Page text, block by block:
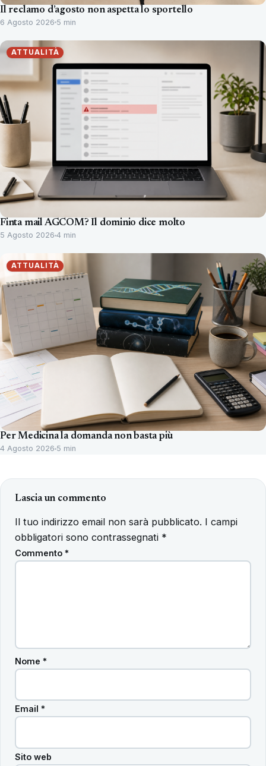
Il reclamo d’agosto non aspetta lo sportello
6 Agosto 2026 5 min
ATTUALITÀ
Finta mail AGCOM? Il dominio dice molto
5 Agosto 2026 4 min
ATTUALITÀ
Per Medicina la domanda non basta più
4 Agosto 2026 5 min
Lascia un commento
Il tuo indirizzo email non sarà pubblicato. I campi
obbligatori sono contrassegnati *
Commento *
Nome *
Email *
Sito web